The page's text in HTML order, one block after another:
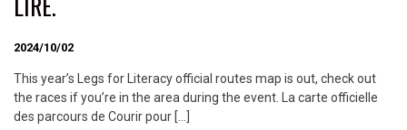
2024/10/02
This year’s Legs for Literacy official routes map is out, check out
the races if you’re in the area during the event. La carte officielle
des parcours de Courir pour […]